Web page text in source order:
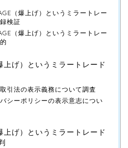
（爆上げ）というミラートレー
検証
（爆上げ）というミラートレー
上げ）というミラートレード
引法の表示義務について調査
シーポリシーの表示意志につい
上げ）というミラートレード